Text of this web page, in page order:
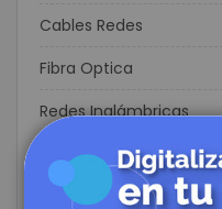
Cables Redes
Fibra Optica
Redes Inalámbricas
Consumo
Energía Solar